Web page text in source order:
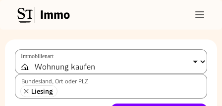
Immo
Immobilienart
Bundesland, Ort oder PLZ
Liesing